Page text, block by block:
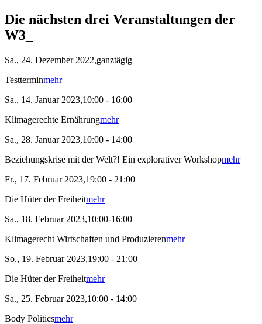
Die nächsten drei Veranstaltungen der
W3_
Sa., 24. Dezember 2022,ganztägig
Testterminmehr
Sa., 14. Januar 2023,10:00 - 16:00
Klimagerechte Ernährungmehr
Sa., 28. Januar 2023,10:00 - 14:00
Beziehungskrise mit der Welt?! Ein explorativer Workshopmehr
Fr., 17. Februar 2023,19:00 - 21:00
Die Hüter der Freiheitmehr
Sa., 18. Februar 2023,10:00-16:00
Klimagerecht Wirtschaften und Produzierenmehr
So., 19. Februar 2023,19:00 - 21:00
Die Hüter der Freiheitmehr
Sa., 25. Februar 2023,10:00 - 14:00
Body Politicsmehr